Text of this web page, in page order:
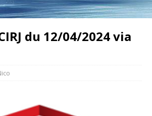
du 12/04/2024 via